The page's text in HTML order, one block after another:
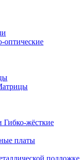
оптические
Гибко-жёсткие
платы
подложке